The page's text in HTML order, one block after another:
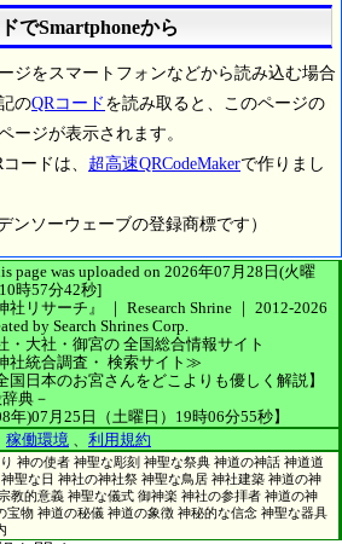
でSmartphoneから
ジをスマートフォンなどから読み込む場合
のQRコード を読み取ると、このページの
ージが表示されます。
ードは、 超高速QRCodeMakerで作りまし
ンソーウェーブの登録商標です）
page was uploaded on 2026年07月28日(火曜
時57分42秒]
社リサーチ』 ｜ Research Shrine ｜ 2012-2026
by Search Shrines Corp.
・大社・御宮の 全国総合情報サイト
社統合調査・ 検索サイト≫
国日本のお宮さんをどこよりも優しく解説】
典－
年)07月25日（土曜日）19時06分55秒】
稼働環境 利用規約
神の使者 神聖な彫刻 神聖な祭典 神道の神話 神道道
聖な日 神社の神社祭 神聖な鳥居 神社建築 神道の神
教的意義 神聖な儀式 御神楽 神社の参拝者 神道の神
宝物 神道の秘儀 神道の象徴 神秘的な信念 神聖な器具